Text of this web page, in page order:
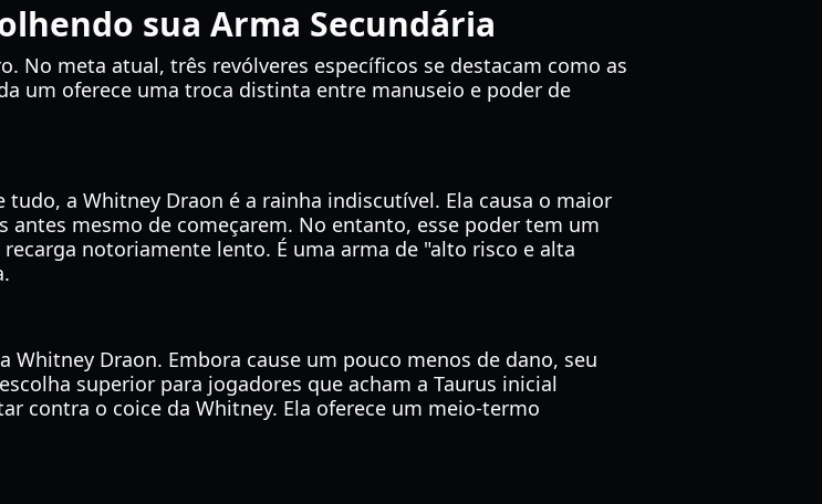
sua Arma Secundária
No meta atual, três revólveres específicos se destacam como as
um oferece uma troca distinta entre manuseio e poder de
a Whitney Draon é a rainha indiscutível. Ela causa o maior
mesmo de começarem. No entanto, esse poder tem um
notoriamente lento. É uma arma de "alto risco e alta
Whitney Draon. Embora cause um pouco menos de dano, seu
superior para jogadores que acham a Taurus inicial
contra o coice da Whitney. Ela oferece um meio-termo